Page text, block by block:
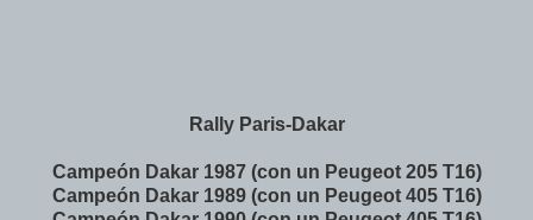
Rally Paris-Dakar
Campeón Dakar 1987 (con un Peugeot 205 T16)
Campeón Dakar 1989 (con un Peugeot 405 T16)